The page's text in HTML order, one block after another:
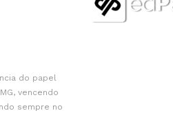
do papel
vencendo
sempre no